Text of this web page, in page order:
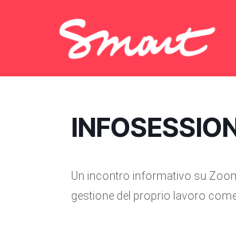
Un incontro informativo su
gestione del proprio lavoro